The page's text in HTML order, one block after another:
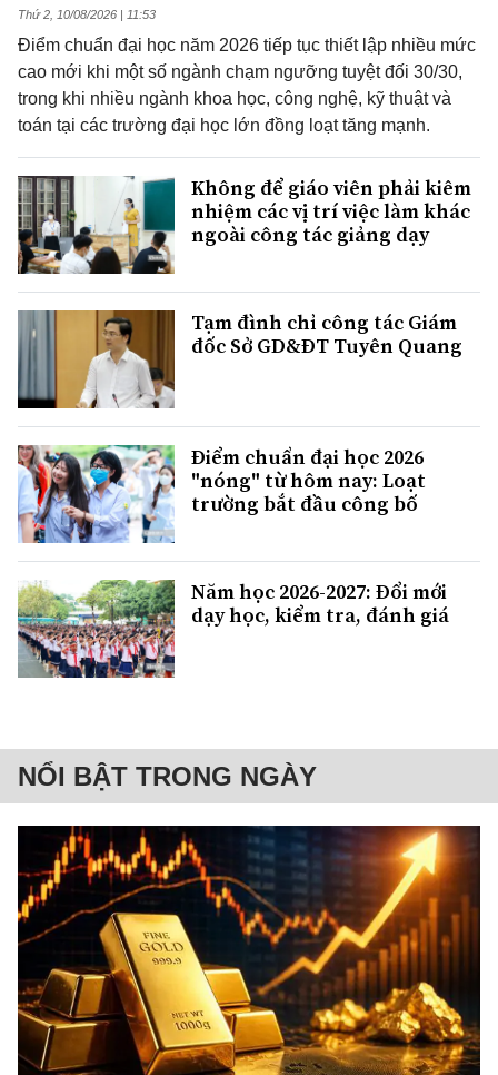
Thứ 2, 10/08/2026 | 11:53
Điểm chuẩn đại học năm 2026 tiếp tục thiết lập nhiều mức
cao mới khi một số ngành chạm ngưỡng tuyệt đối 30/30,
trong khi nhiều ngành khoa học, công nghệ, kỹ thuật và
toán tại các trường đại học lớn đồng loạt tăng mạnh.
Không để giáo viên phải kiêm
nhiệm các vị trí việc làm khác
ngoài công tác giảng dạy
Tạm đình chỉ công tác Giám
đốc Sở GD&ĐT Tuyên Quang
Điểm chuẩn đại học 2026
"nóng" từ hôm nay: Loạt
trường bắt đầu công bố
Năm học 2026-2027: Đổi mới
dạy học, kiểm tra, đánh giá
NỔI BẬT TRONG NGÀY